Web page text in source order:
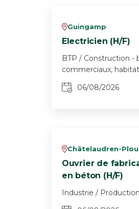
vGuingamp
Electricien (H/F)
BTP / Construction -
commerciaux,
06/08/2026
vChâtelaudren-
Ouvrier de
en béton (H/F)
Industrie /